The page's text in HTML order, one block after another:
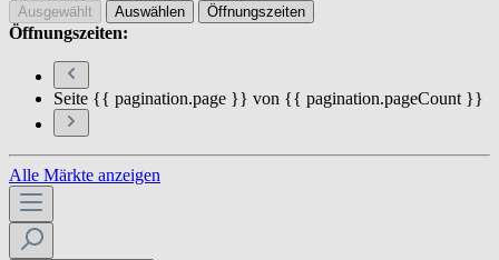
Ausgewählt Auswählen Öffnungszeiten
Öffnungszeiten:
Seite {{ pagination.page }} von {{ pagination.pageCount }}
Alle Märkte anzeigen